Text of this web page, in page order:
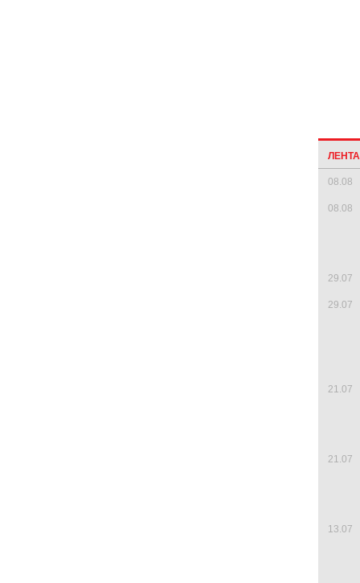
08.08
08.08
29.07
29.07
21.07
21.07
13.07